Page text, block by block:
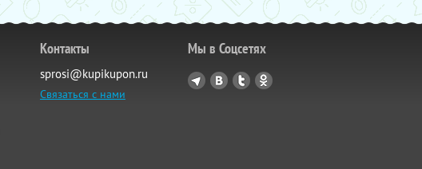
Контакты
sprosi@kupikupon.ru
Связаться с нами
Мы в Соцсетях